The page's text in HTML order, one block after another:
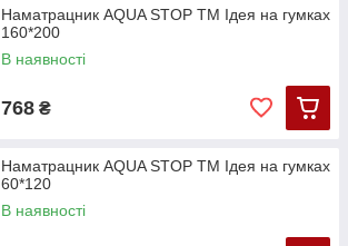
Наматрацник AQUA STOP ТМ Ідея на гумках
160*200
В наявності
768 ₴
Наматрацник AQUA STOP ТМ Ідея на гумках
60*120
В наявності